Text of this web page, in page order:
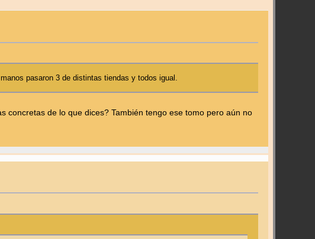
pasaron 3 de distintas tiendas y todos igual.
concretas de lo que dices? También tengo ese tomo pero aún no